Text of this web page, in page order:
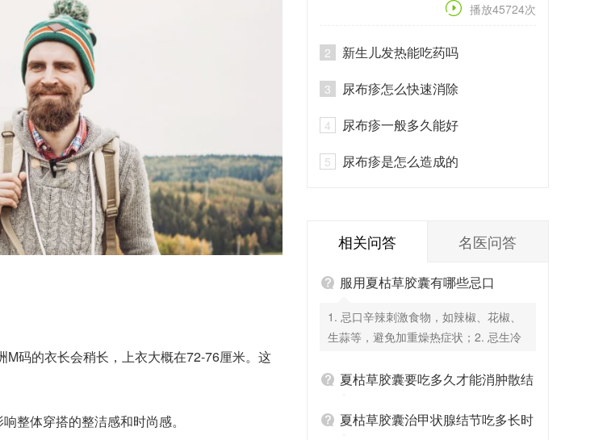
码的衣长会稍长，上衣大概在72-76厘米。这
体穿搭的整洁感和时尚感。
播放45724次
2 新生儿发热能吃药吗
3 尿布疹怎么快速消除
4 尿布疹一般多久能好
5 尿布疹是怎么造成的
相关问答 名医问答
服用夏枯草胶囊有哪些忌口
1. 忌口辛辣刺激食物，如辣椒、花椒、
生蒜等，避免加重燥热症状；2. 忌生冷
防止损伤脾胃阳气；3. 忌油腻、油炸食
免影响药物吸收；4. 饮食以清淡、易消
夏枯草胶囊要吃多久才能消肿散结
夏枯草胶囊治甲状腺结节吃多长时